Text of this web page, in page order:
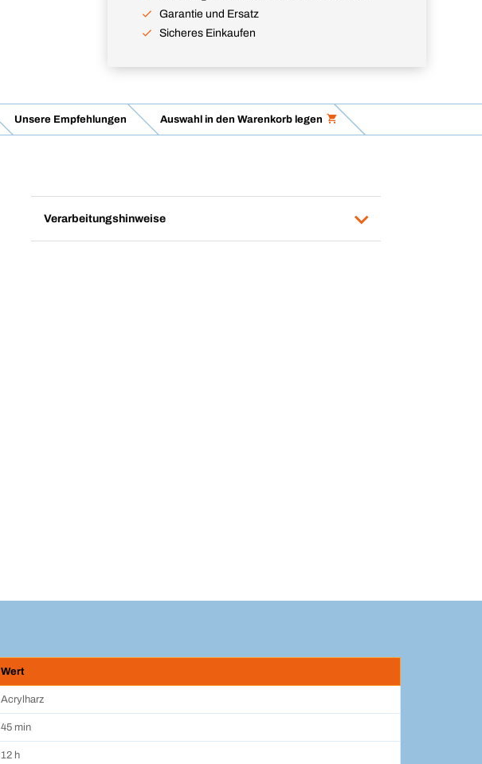
Garantie und Ersatz
Sicheres Einkaufen
Unsere Empfehlungen Auswahl in den Warenkorb legen
Verarbeitungshinweise
Wert
Acrylharz
45 min
12 h